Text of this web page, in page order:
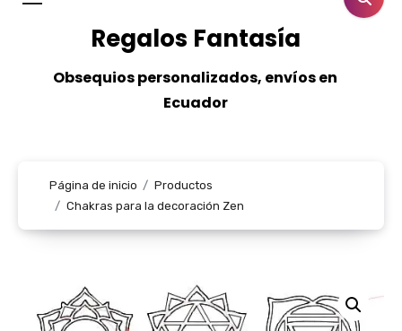
Regalos Fantasía
Obsequios personalizados, envíos en
Ecuador
Página de inicio
Productos
Chakras para la decoración Zen